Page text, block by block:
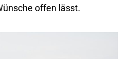
offen lässt.